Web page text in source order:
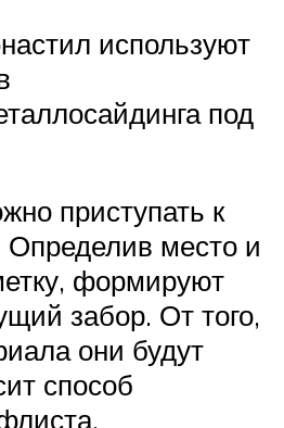
используют
под
приступать к
Определив место и
формируют
забор. От того,
они будут
способ